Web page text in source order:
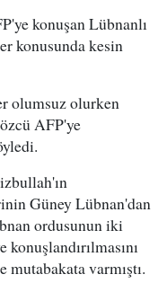
konuşan Lübnanlı
konusunda kesin
olumsuz olurken
AFP'ye
Güney Lübnan'dan
ordusunun iki
varmıştı.